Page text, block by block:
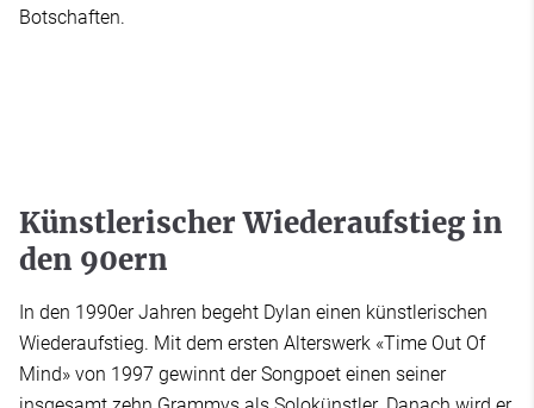
Botschaften.
Künstlerischer Wiederaufstieg in
den 90ern
In den 1990er Jahren begeht Dylan einen künstlerischen
Wiederaufstieg. Mit dem ersten Alterswerk «Time Out Of
Mind» von 1997 gewinnt der Songpoet einen seiner